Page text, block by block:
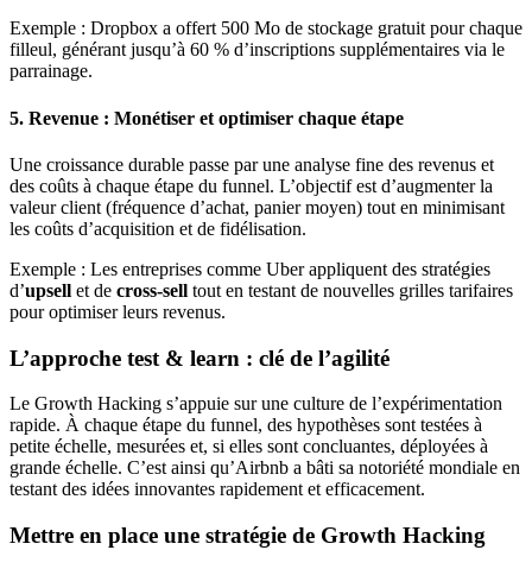
Exemple : Dropbox a offert 500 Mo de stockage gratuit pour chaque
filleul, générant jusqu’à 60 % d’inscriptions supplémentaires via le
parrainage.
5. Revenue : Monétiser et optimiser chaque étape
Une croissance durable passe par une analyse fine des revenus et
des coûts à chaque étape du funnel. L’objectif est d’augmenter la
valeur client (fréquence d’achat, panier moyen) tout en minimisant
les coûts d’acquisition et de fidélisation.
Exemple : Les entreprises comme Uber appliquent des stratégies
d’upsell et de cross-sell tout en testant de nouvelles grilles tarifaires
pour optimiser leurs revenus.
L’approche test & learn : clé de l’agilité
Le Growth Hacking s’appuie sur une culture de l’expérimentation
rapide. À chaque étape du funnel, des hypothèses sont testées à
petite échelle, mesurées et, si elles sont concluantes, déployées à
grande échelle. C’est ainsi qu’Airbnb a bâti sa notoriété mondiale en
testant des idées innovantes rapidement et efficacement.
Mettre en place une stratégie de Growth Hacking